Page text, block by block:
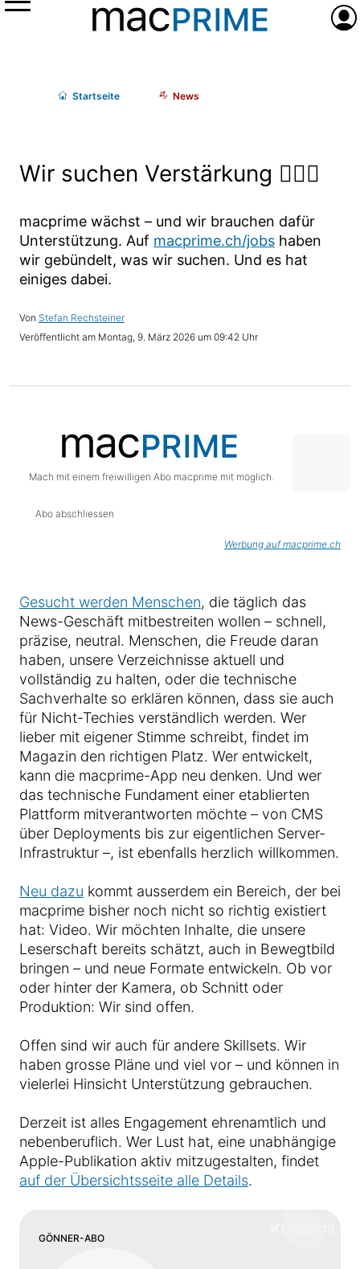
Menü
Startseite News
Wir suchen Verstärkung 🕵🏼‍♀️
macprime wächst – und wir brauchen dafür
Unterstützung. Auf macprime.ch/jobs haben
wir gebündelt, was wir suchen. Und es hat
einiges dabei.
Stefan Rechsteiner
Montag, 9. März 2026 um 09:42 Uhr
Mach mit einem freiwilligen Abo macprime mit möglich.
Abo abschliessen
Werbung auf macprime.ch
Gesucht werden Menschen, die täglich das
News-Geschäft mitbestreiten wollen – schnell,
präzise, neutral. Menschen, die Freude daran
haben, unsere Verzeichnisse aktuell und
vollständig zu halten, oder die technische
Sachverhalte so erklären können, dass sie auch
für Nicht-Techies verständlich werden. Wer
lieber mit eigener Stimme schreibt, findet im
Magazin den richtigen Platz. Wer entwickelt,
kann die macprime-App neu denken. Und wer
das technische Fundament einer etablierten
Plattform mitverantworten möchte – von CMS
über Deployments bis zur eigentlichen Server-
Infrastruktur –, ist ebenfalls herzlich willkommen.
Neu dazu kommt ausserdem ein Bereich, der bei
macprime bisher noch nicht so richtig existiert
hat: Video. Wir möchten Inhalte, die unsere
Leserschaft bereits schätzt, auch in Bewegtbild
bringen – und neue Formate entwickeln. Ob vor
oder hinter der Kamera, ob Schnitt oder
Produktion: Wir sind offen.
Offen sind wir auch für andere Skillsets. Wir
haben grosse Pläne und viel vor – und können in
vielerlei Hinsicht Unterstützung gebrauchen.
Derzeit ist alles Engagement ehrenamtlich und
nebenberuflich. Wer Lust hat, eine unabhängige
Apple-Publikation aktiv mitzugestalten, findet
auf der Übersichtsseite alle Details.
GÖNNER-ABO